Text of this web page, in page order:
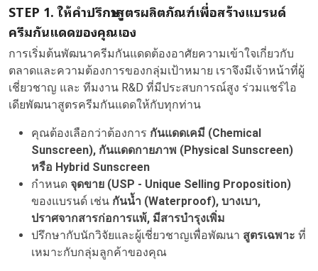
STEP 1. ให้คำปรึกษาสูตรผลิตภัณฑ์เพื่อสร้างแบรนด์
ครีมกันแดดของคุณเอง
การเริ่มต้นพัฒนาครีมกันแดดต้องอาศัยความเข้าใจเกี่ยวกับ
ตลาดและความต้องการของกลุ่มเป้าหมาย เราจึงมีเจ้าหน้าที่ผู้
เชี่ยวชาญ และ ทีมงาน R&D ที่มีประสบการณ์สูง ร่วมแชร์ไอ
เดียพัฒนาสูตรครีมกันแดดให้กับทุกท่าน
คุณต้องเลือกว่าต้องการ กันแดดเคมี (Chemical
Sunscreen), กันแดดกายภาพ (Physical Sunscreen)
หรือ Hybrid Sunscreen
กำหนด จุดขาย (USP - Unique Selling Proposition)
ของแบรนด์ เช่น กันน้ำ (Waterproof), บางเบา,
ปราศจากสารก่อการแพ้, มีสารบำรุงเพิ่ม
ปรึกษากับนักวิจัยและผู้เชี่ยวชาญเพื่อพัฒนา สูตรเฉพาะ ที่
เหมาะกับกลุ่มลูกค้าของคุณ